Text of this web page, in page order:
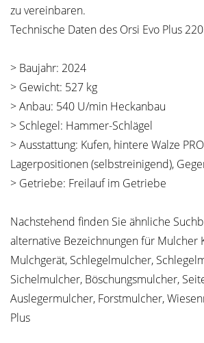
zu vereinbaren.
Technische Daten des Orsi Evo Plus 220
> Baujahr: 2024
> Gewicht: 527 kg
> Anbau: 540 U/min Heckanbau
> Schlegel: Hammer-Schlägel
> Ausstattung: Kufen, hintere Walze
Lagerpositionen (selbstreinigend),
> Getriebe: Freilauf im Getriebe
Nachstehend finden Sie ähnliche
alternative Bezeichnungen für Mulcher
Mulchgerät, Schlegelmulcher,
Sichelmulcher, Böschungsmulcher,
Auslegermulcher, Forstmulcher,
Plus